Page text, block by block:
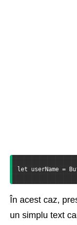
let userName =
În acest caz,
un simplu text